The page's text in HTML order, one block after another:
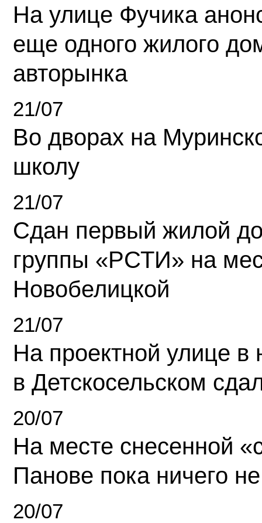
На улице Фучика
еще одного жилого
авторынка
21/07
Во дворах на
школу
21/07
Сдан первый жилой
группы «РСТИ» на
Новобелицкой
21/07
На проектной улице
в Детскосельском
20/07
На месте снесенной
Панове пока ничего
20/07